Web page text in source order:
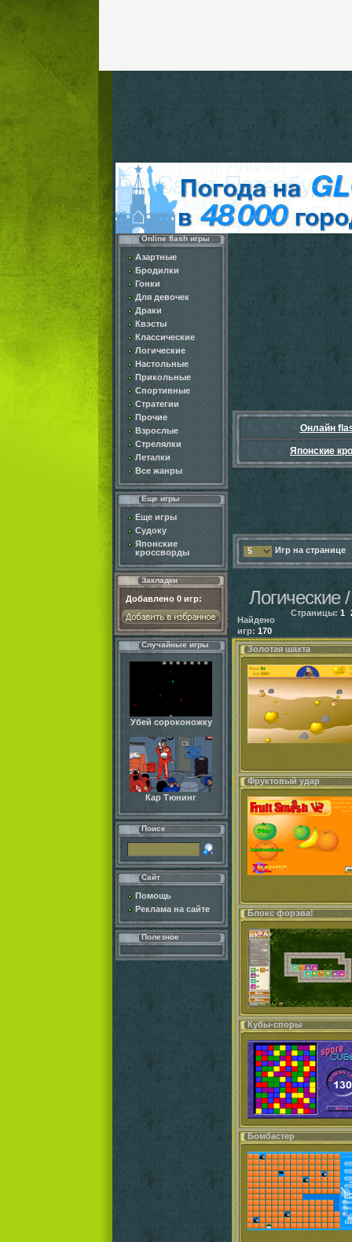
Online flash игры
Азартные
Бродилки
Гонки
Для девочек
Драки
Квэсты
Классические
Логические
Настольные
Прикольные
Спортивные
Стратегии
Прочие
Взрослые
Стрелялки
Леталки
Все жанры
Еще игры
Еще игры
Судоку
Японские
кроссворды
Закладки
Добавлено 0 игр:
Случайные игры
Убей сороконожку
Кар Тюнинг
Поиск
Сайт
Помощь
Реклама на сайте
Полезное
Онлайн
Японские
5 Игр на странице
Логические /
Найдено
игр: 170
Страницы: 1
Золотая шахта
Фруктовый удар
Блокс форэва!
Кубы-споры
Бомбастер